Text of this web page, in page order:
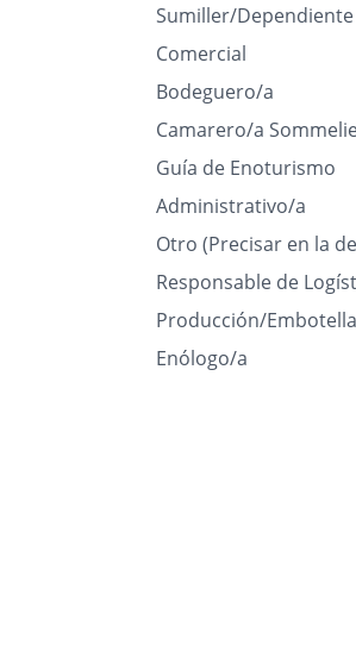
Sumiller/Dependiente
Comercial
Bodeguero/a
Camarero/a
Guía de Enoturismo
Administrativo/a
Otro (Precisar en la
Responsable de
Producción/
Enólogo/a